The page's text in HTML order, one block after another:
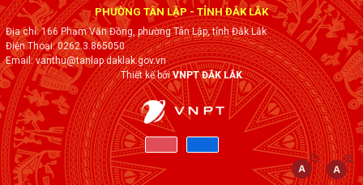
PHƯỜNG TÂN LẬP - TỈNH ĐẮK LẮK
Địa chỉ: 166 Phạm Văn Đồng, phường Tân Lập, tỉnh Đắk Lắk
Điện Thoại: 0262.3.865050
Email: vanthu@tanlap.daklak.gov.vn
Thiết kế bởiVNPT ĐẮK LẮK